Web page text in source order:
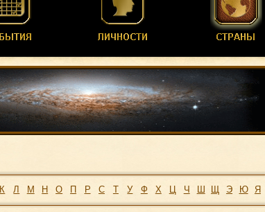
К Л М Н О П Р С Т У Ф Х Ц Ч Ш Щ Э Ю Я